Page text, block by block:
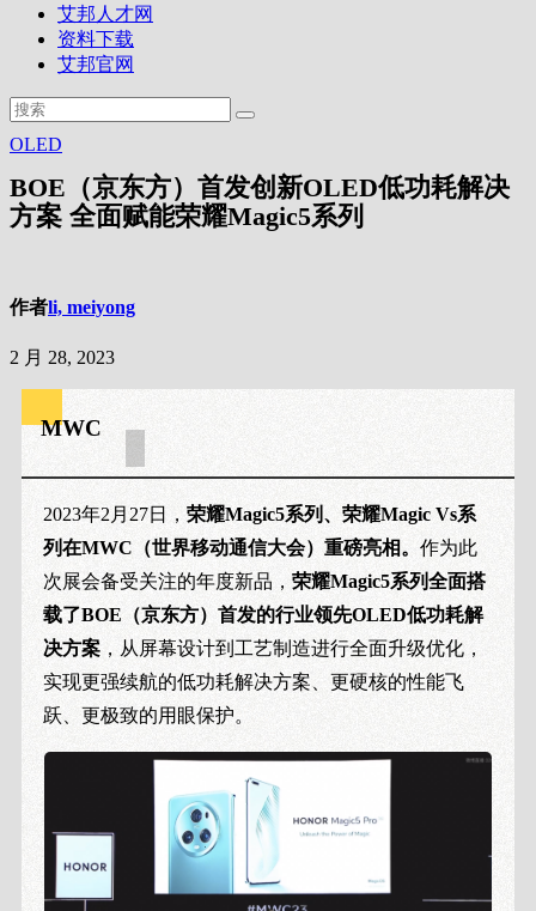
艾邦人才网
资料下载
艾邦官网
OLED
BOE（京东方）首发创新OLED低功耗解决
方案 全面赋能荣耀Magic5系列
作者li, meiyong
2 月 28, 2023
MWC
2023年2月27日， 荣耀Magic5系列、荣耀Magic Vs系
列在MWC（世界移动通信大会）重磅亮相。 作为此
次展会备受关注的年度新品， 荣耀Magic5系列全面搭
载了BOE（京东方）首发的行业领先OLED低功耗解
决方案 ，从屏幕设计到工艺制造进行全面升级优化，
实现更强续航的低功耗解决方案、更硬核的性能飞
跃、更极致的用眼保护。